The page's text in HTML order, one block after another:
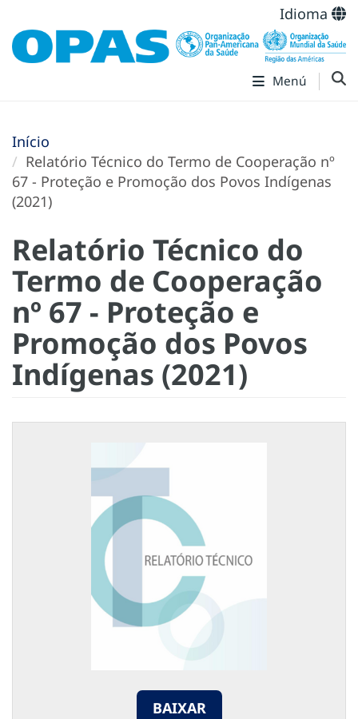
Idioma
Menú
Início
Relatório Técnico do Termo de Cooperação nº
67 - Proteção e Promoção dos Povos Indígenas
(2021)
Relatório Técnico do
Termo de Cooperação
nº 67 - Proteção e
Promoção dos Povos
Indígenas (2021)
BAIXAR